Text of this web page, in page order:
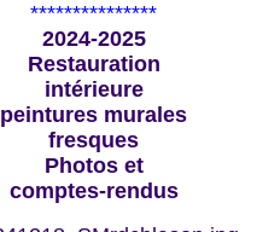
***************
2024-2025
Restauration
intérieure
peintures murales
fresques
Photos et
comptes-rendus